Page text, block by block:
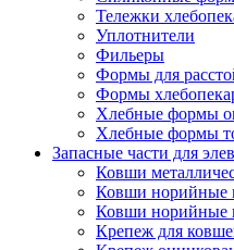
Тележки
Уплотнители
Фильеры
Формы для
Формы
Хлебные формы
Хлебные формы
Запасные части для
Ковши
Ковши норийные
Ковши норийные
Крепеж для